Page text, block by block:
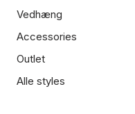
Vedhæng
Accessories
Outlet
Alle styles